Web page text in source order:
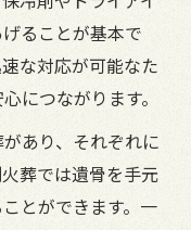
の供養準備方法
る供養スタイル
供養の心構え
後の供養の選択
びのポイント
ることが基本で
な対応が可能なた
につながります。
あり、それぞれに
葬では遺骨を手元
とができます。一